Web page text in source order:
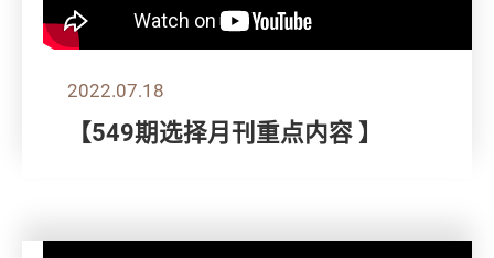
2022.07.18
【549期选择月刊重点内容 】